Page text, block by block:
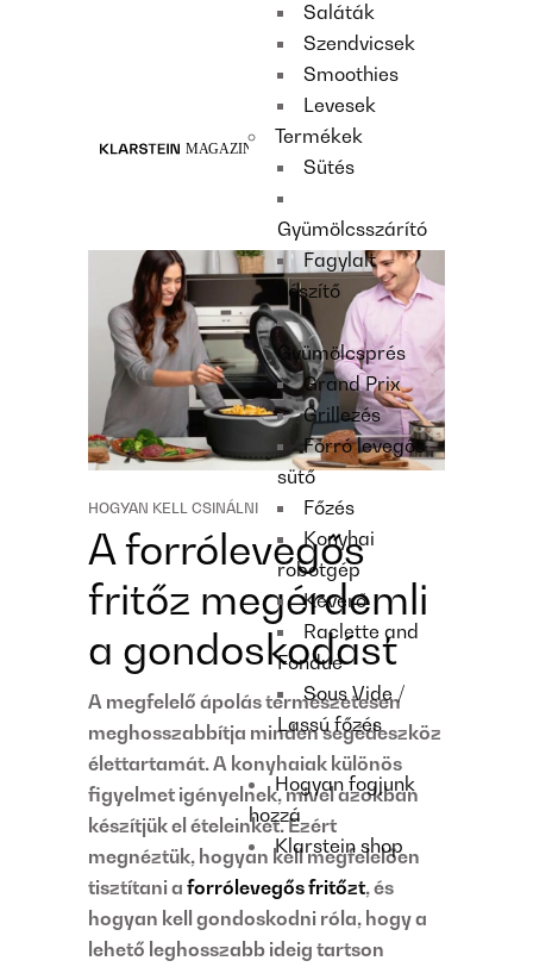
Saláták
Szendvicsek
Smoothies
Levesek
Termékek
Sütés
Gyümölcsszárító
Fagylalt
készítő
Gyümölcsprés
Grand Prix
Grillezés
Forró levegős
sütő
Főzés
Konyhai
robotgép
Keverő
Raclette and
Fondue
Sous Vide /
Lassú főzés
Hogyan fogjunk
hozzá
Klarstein shop
HOGYAN KELL CSINÁLNI
A forrólevegős
fritőz megérdemli
a gondoskodást
A megfelelő ápolás természetesen
meghosszabbítja minden segédeszköz
élettartamát. A konyhaiak különös
figyelmet igényelnek, mivel azokban
készítjük el ételeinket. Ezért
megnéztük, hogyan kell megfelelően
tisztítani a forrólevegős fritőzt, és
hogyan kell gondoskodni róla, hogy a
lehető leghosszabb ideig tartson